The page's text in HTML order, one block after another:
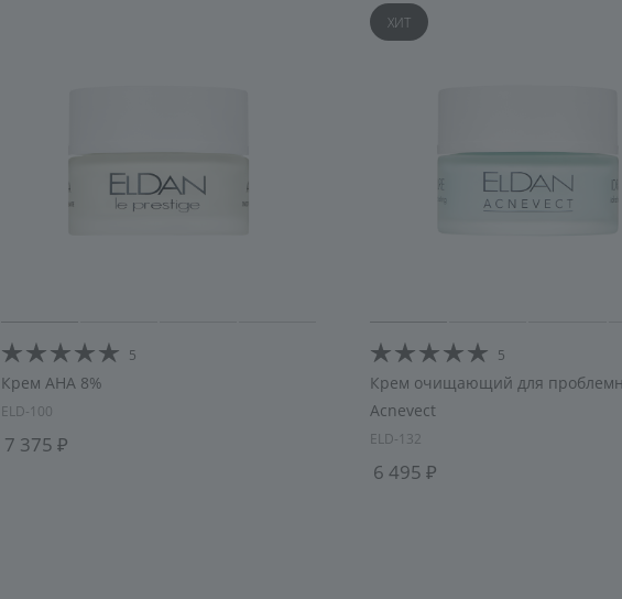
5
Крем AHA 8%
ELD-100
7 375
ХИТ
5
Крем очищающий для
Acnevect
ELD-132
6 495